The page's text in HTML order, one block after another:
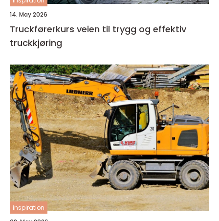
14. May 2026
Truckførerkurs veien til trygg og effektiv
truckkjøring
inspiration